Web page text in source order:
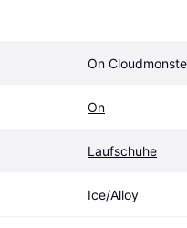
On
On
Laufschuhe
Ice/Alloy